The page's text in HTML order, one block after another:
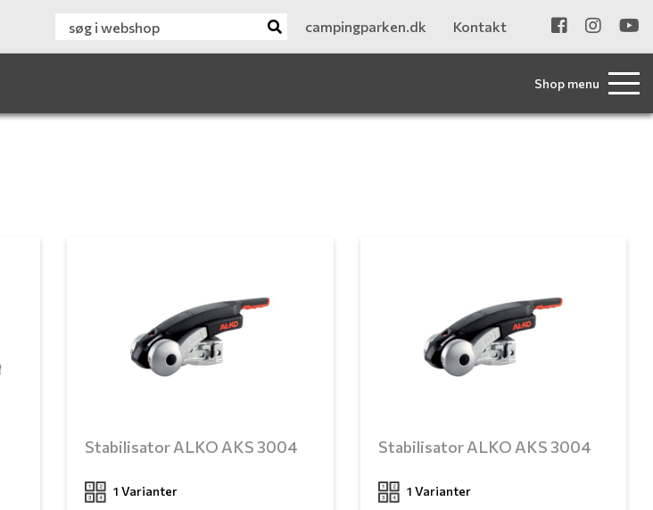
campingparken.dk Kontakt
Shop menu
Stabilisator ALKO AKS 3004
1 Varianter
Stabilisator ALKO AKS 3004
1 Varianter